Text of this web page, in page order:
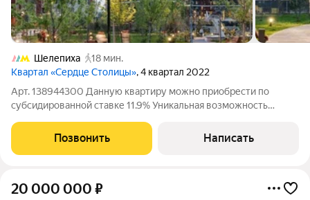
Шелепиха
18 мин.
Квартал «Сердце Столицы», 4 квартал 2022
Арт. 138944300 Данную квартиру можно приобрести по
субсидированной ставке 11.9% Уникальная возможность
монолитном доме на Шелепихинской набережной отличное
вложение по выгодной цене и с готовыми
Позвонить Написать
20 000 000 ₽